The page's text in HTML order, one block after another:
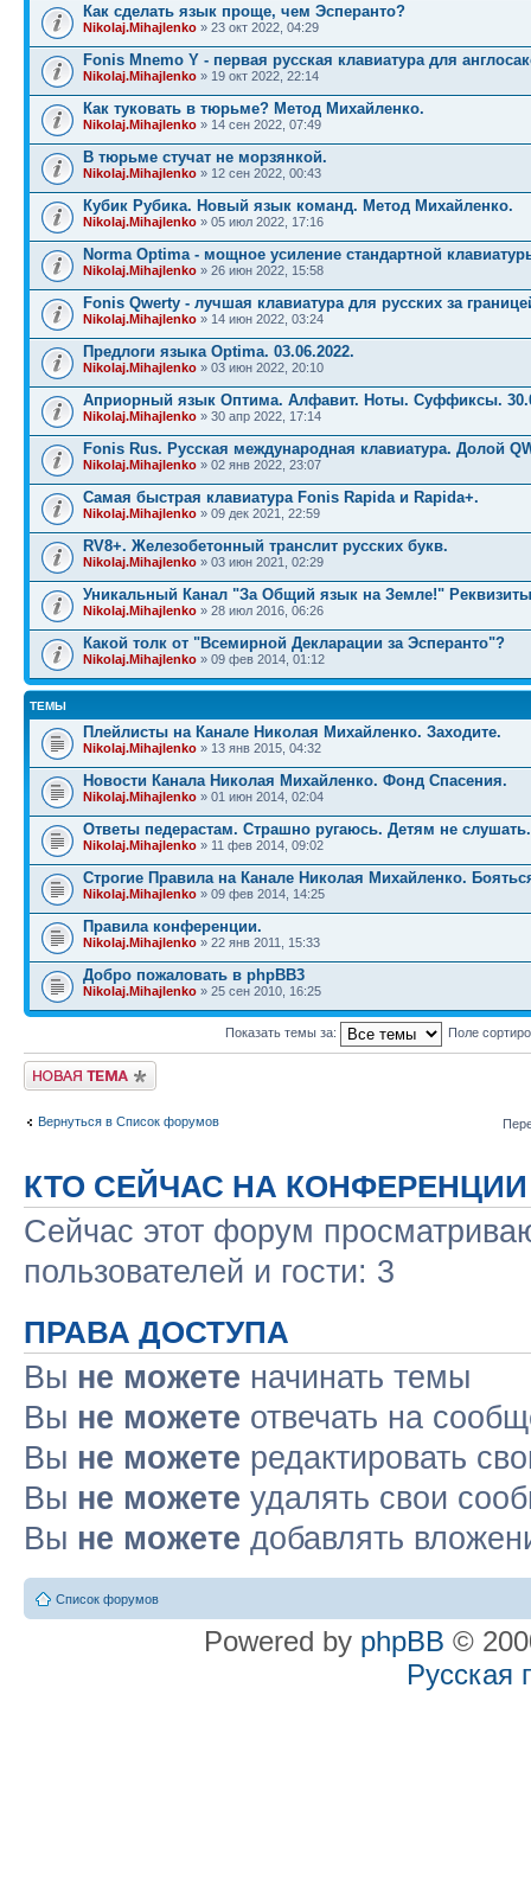
Как сделать язык проще, чем Эсперанто?
Nikolaj.Mihajlenko » 23 окт 2022, 04:29
Fonis Mnemo Y - первая русская клавиатура для
Nikolaj.Mihajlenko » 19 окт 2022, 22:14
Как туковать в тюрьме? Метод Михайленко.
Nikolaj.Mihajlenko » 14 сен 2022, 07:49
В тюрьме стучат не морзянкой.
Nikolaj.Mihajlenko » 12 сен 2022, 00:43
Кубик Рубика. Новый язык команд. Метод Михайленко.
Nikolaj.Mihajlenko » 05 июл 2022, 17:16
Norma Optima - мощное усиление стандартной
Nikolaj.Mihajlenko » 26 июн 2022, 15:58
Fonis Qwerty - лучшая клавиатура для русских за
Nikolaj.Mihajlenko » 14 июн 2022, 03:24
Предлоги языка Optima. 03.06.2022.
Nikolaj.Mihajlenko » 03 июн 2022, 20:10
Априорный язык Оптима. Алфавит. Ноты. Суффиксы.
Nikolaj.Mihajlenko » 30 апр 2022, 17:14
Fonis Rus. Русская международная клавиатура. Долой
Nikolaj.Mihajlenko » 02 янв 2022, 23:07
Самая быстрая клавиатура Fonis Rapida и Rapida+.
Nikolaj.Mihajlenko » 09 дек 2021, 22:59
RV8+. Железобетонный транслит русских букв.
Nikolaj.Mihajlenko » 03 июн 2021, 02:29
Уникальный Канал "За Общий язык на Земле!"
Nikolaj.Mihajlenko » 28 июл 2016, 06:26
Какой толк от "Всемирной Декларации за Эсперанто"?
Nikolaj.Mihajlenko » 09 фев 2014, 01:12
ТЕМЫ
Плейлисты на Канале Николая Михайленко. Заходите.
Nikolaj.Mihajlenko » 13 янв 2015, 04:32
Новости Канала Николая Михайленко. Фонд Спасения.
Nikolaj.Mihajlenko » 01 июн 2014, 02:04
Ответы педерастам. Страшно ругаюсь. Детям не слушать.
Nikolaj.Mihajlenko » 11 фев 2014, 09:02
Строгие Правила на Канале Николая Михайленко.
Nikolaj.Mihajlenko » 09 фев 2014, 14:25
Правила конференции.
Nikolaj.Mihajlenko » 22 янв 2011, 15:33
Добро пожаловать в phpBB3
Nikolaj.Mihajlenko » 25 сен 2010, 16:25
Показать темы за: Поле
Новая тема
Вернуться в Список форумов
КТО СЕЙЧАС НА КОНФЕРЕНЦИИ
Сейчас этот форум
пользователей и гости: 3
ПРАВА ДОСТУПА
Вы не можете начинать темы
Вы не можете отвечать на
Вы не можете редактировать
Вы не можете удалять свои
Вы не можете добавлять
Список форумов
Powered by phpBB ©
Русская